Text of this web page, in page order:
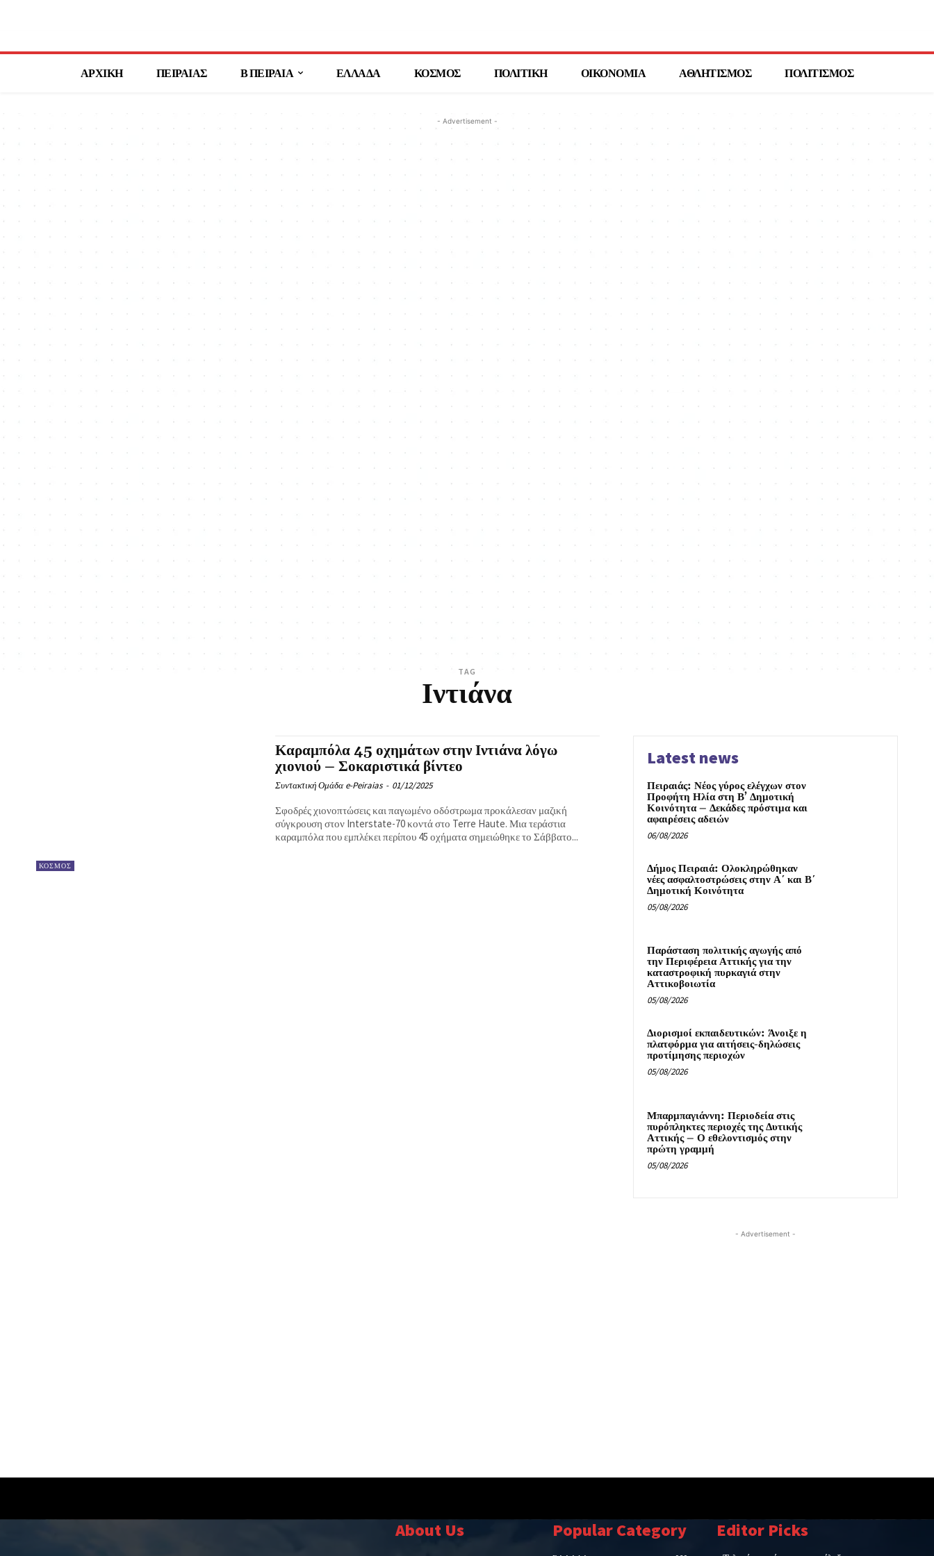
ΑΡΧΙΚΗ ΠΕΙΡΑΙΑΣ Β ΠΕΙΡΑΙΑ ΕΛΛΑΔΑ ΚΟΣΜΟΣ ΠΟΛΙΤΙΚΗ ΟΙΚΟΝΟΜΙΑ ΑΘΛΗΤΙΣΜΟΣ ΠΟΛΙΤΙΣΜΟΣ
- Advertisement -
TAG
Ιντιάνα
ΚΟΣΜΟΣ
Καραμπόλα 45 οχημάτων στην Ιντιάνα λόγω
χιονιού – Σοκαριστικά βίντεο
Συντακτική Ομάδα e-Peiraias - 01/12/2025
Σφοδρές χιονοπτώσεις και παγωμένο οδόστρωμα προκάλεσαν μαζική
σύγκρουση στον Interstate-70 κοντά στο Terre Haute. Μια τεράστια
καραμπόλα που εμπλέκει περίπου 45 οχήματα σημειώθηκε το Σάββατο...
Latest news
Πειραιάς: Νέος γύρος ελέγχων στον
Προφήτη Ηλία στη Β’ Δημοτική
Κοινότητα – Δεκάδες πρόστιμα και
αφαιρέσεις αδειών
06/08/2026
Δήμος Πειραιά: Ολοκληρώθηκαν
νέες ασφαλτοστρώσεις στην Α΄ και Β΄
Δημοτική Κοινότητα
05/08/2026
Παράσταση πολιτικής αγωγής από
την Περιφέρεια Αττικής για την
καταστροφική πυρκαγιά στην
Αττικοβοιωτία
05/08/2026
Διορισμοί εκπαιδευτικών: Άνοιξε η
πλατφόρμα για αιτήσεις-δηλώσεις
προτίμησης περιοχών
05/08/2026
Μπαρμπαγιάννη: Περιοδεία στις
πυρόπληκτες περιοχές της Δυτικής
Αττικής – Ο εθελοντισμός στην
πρώτη γραμμή
05/08/2026
- Advertisement -
About Us Popular Category Editor Picks